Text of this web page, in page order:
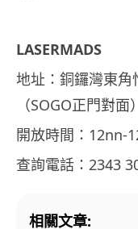
LASERMADS
地址：銅鑼灣東
（SOGO正門對面）
開放時間：12nn-
查詢電話：2343
相關文章: